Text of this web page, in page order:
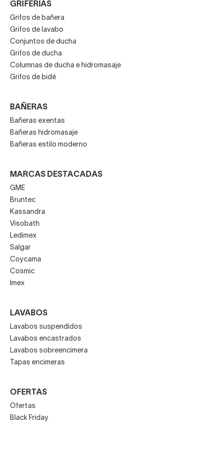
GRIFERÍAS
Grifos de bañera
Grifos de lavabo
Conjuntos de ducha
Grifos de ducha
Columnas de ducha e hidromasaje
Grifos de bidé
BAÑERAS
Bañeras exentas
Bañeras hidromasaje
Bañeras estilo moderno
MARCAS DESTACADAS
GME
Bruntec
Kassandra
Visobath
Ledimex
Salgar
Coycama
Cosmic
Imex
LAVABOS
Lavabos suspendidos
Lavabos encastrados
Lavabos sobreencimera
Tapas encimeras
OFERTAS
Ofertas
Black Friday